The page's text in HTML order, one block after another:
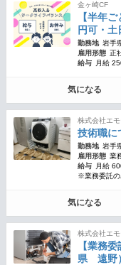
金ヶ崎CF
【半年
円可・
勤務地 岩手
雇用形態 正
給与
月給
気になる
株式会社エ
技術職に
勤務地 岩手
雇用形態 業
給与
月給
※業務委託の
気になる
株式会社エ
【業務
県 遠野）